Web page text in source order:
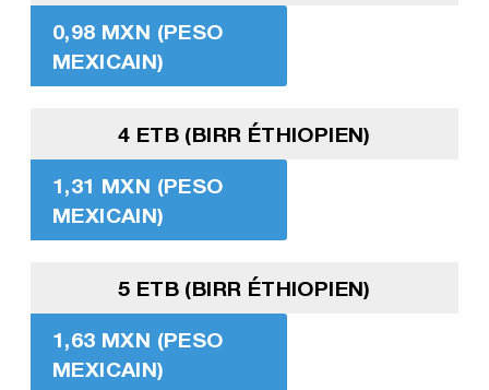
0,98 MXN (PESO
MEXICAIN)
4 ETB (BIRR ÉTHIOPIEN)
1,31 MXN (PESO
MEXICAIN)
5 ETB (BIRR ÉTHIOPIEN)
1,63 MXN (PESO
MEXICAIN)